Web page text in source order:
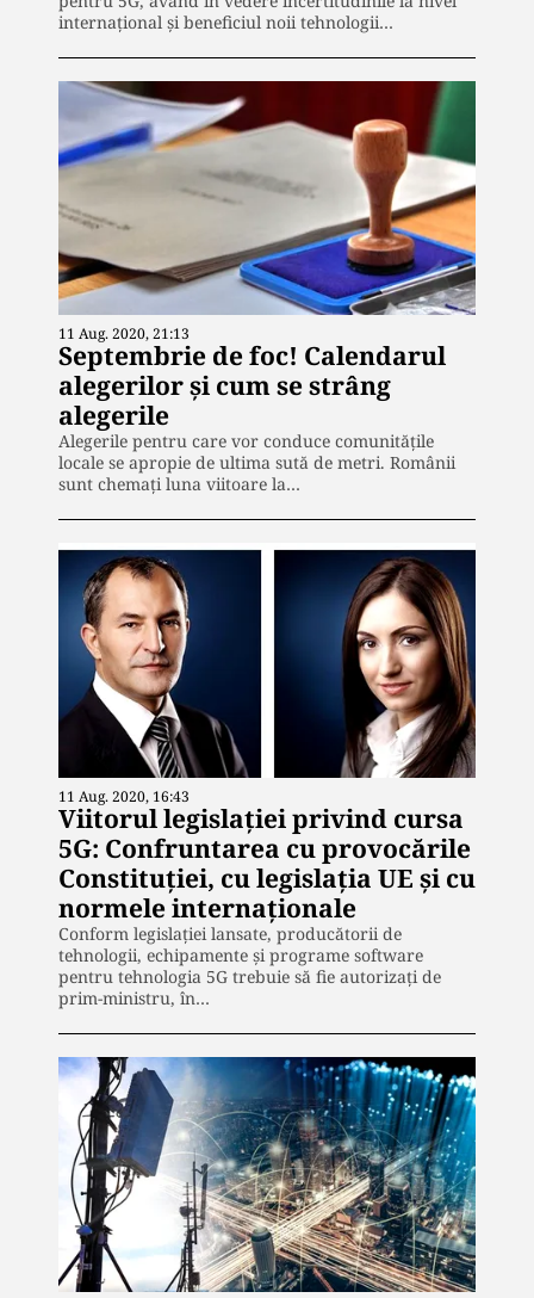
internațional și beneficiul noii tehnologii…
11 Aug. 2020, 21:13
Septembrie de foc! Calendarul
alegerilor și cum se strâng
alegerile
Alegerile pentru care vor conduce comunitățile
locale se apropie de ultima sută de metri. Românii
sunt chemați luna viitoare la…
11 Aug. 2020, 16:43
Viitorul legislației privind cursa
5G: Confruntarea cu provocările
Constituției, cu legislația UE și cu
normele internaționale
Conform legislației lansate, producătorii de
tehnologii, echipamente și programe software
pentru tehnologia 5G trebuie să fie autorizați de
prim-ministru, în…